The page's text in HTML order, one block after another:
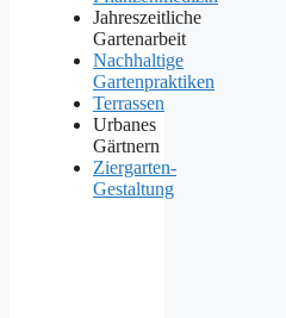
Jahreszeitliche
Gartenarbeit
Nachhaltige
Gartenpraktiken
Terrassen
Urbanes
Gärtnern
Ziergarten-
Gestaltung